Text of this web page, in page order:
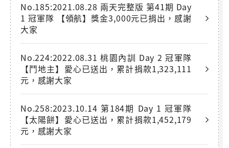
No.185:2021.08.28 兩天完整版 第41期 Day
1 冠軍隊 【領航】獎金3,000元已捐出，感謝
大家
No.224:2022.08.31 桃園內訓 Day 2 冠軍隊
【鬥地主】愛心已送出，累計捐款1,323,111
元，感謝大家
No.258:2023.10.14 第184期 Day 1 冠軍隊
【太陽餅】愛心已送出，累計捐款1,452,179
元，感謝大家